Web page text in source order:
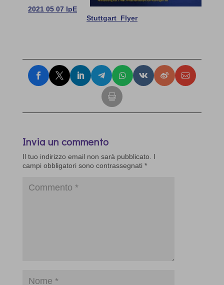
2021 05 07 IpE
Stuttgart_Flyer
Invia un commento
Il tuo indirizzo email non sarà pubblicato.
I
campi obbligatori sono contrassegnati *